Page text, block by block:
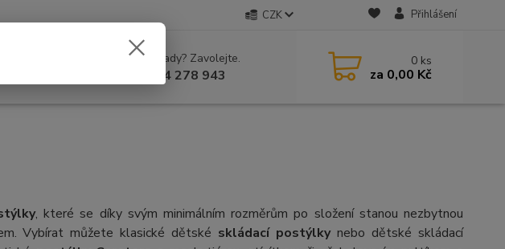
CZK Přihlášení
Nevíte si rady? Zavolejte.
+420 604 278 943
0 ks
za 0,00 Kč
, které se díky svým minimálním rozměrům po složení stanou nezbytnou
Vybírat můžete klasické dětské skládací postýlkynebo dětské skládací